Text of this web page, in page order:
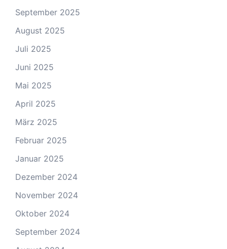
September 2025
August 2025
Juli 2025
Juni 2025
Mai 2025
April 2025
März 2025
Februar 2025
Januar 2025
Dezember 2024
November 2024
Oktober 2024
September 2024